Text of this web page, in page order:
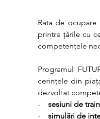
Rata de
printre țările cu
competențele
Programul
cerințele din
dezvoltat
- sesiuni de
- simulări de